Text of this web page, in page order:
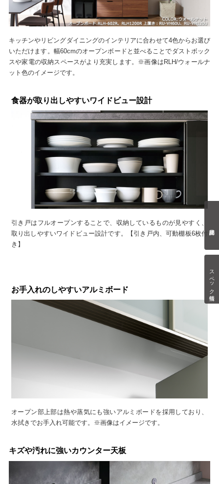
スペック情報
キッチンやリビングダイニングのインテリアに合わせて4色からお選び
いただけます。幅60cmのオープンボードと並べることでダストボック
スや家電の収納スペースがより充実します。※画像はRLH/ウォールナ
ット色のイメージです。
食器が取り出しやすいワイドビュー設計
引き戸はフルオープンすることで、収納しているものが見やすく、
取り出しやすいワイドビュー設計です。【引き戸内、可動棚板6枚付
き】
お手入れのしやすいアルミボード
オープン部上部は熱や蒸気にも強いアルミボードを採用しており、
水拭きでお手入れ可能です。※画像はイメージです。
キズや汚れに強いカウンター天板